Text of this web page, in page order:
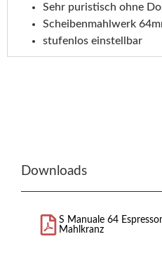
Sehr puristisch ohne
Scheibenmahlwerk
stufenlos einstellbar
Downloads
S Manuale 64
Mahlkranz